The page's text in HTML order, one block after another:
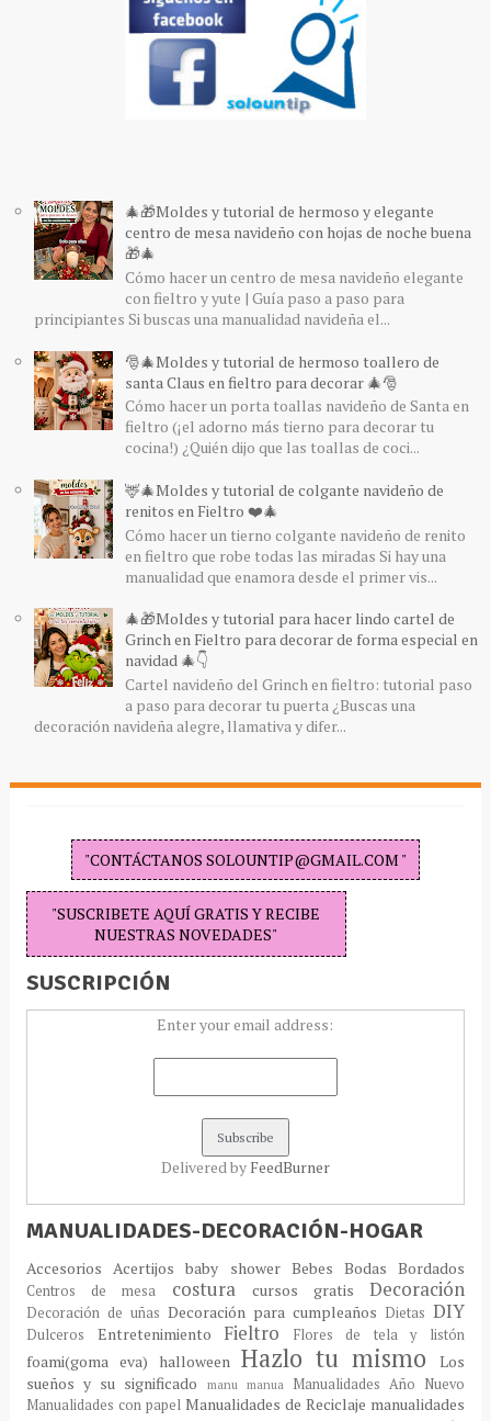
🎄🎁Moldes y tutorial de hermoso y elegante
centro de mesa navideño con hojas de noche buena
🎁🎄
Cómo hacer un centro de mesa navideño elegante
con fieltro y yute | Guía paso a paso para
principiantes Si buscas una manualidad navideña el...
🎅🎄Moldes y tutorial de hermoso toallero de
santa Claus en fieltro para decorar 🎄🎅
Cómo hacer un porta toallas navideño de Santa en
fieltro (¡el adorno más tierno para decorar tu
cocina!) ¿Quién dijo que las toallas de coci...
🦌🎄Moldes y tutorial de colgante navideño de
renitos en Fieltro ❤️🎄
Cómo hacer un tierno colgante navideño de renito
en fieltro que robe todas las miradas Si hay una
manualidad que enamora desde el primer vis...
🎄🎁Moldes y tutorial para hacer lindo cartel de
Grinch en Fieltro para decorar de forma especial en
navidad 🎄👇
Cartel navideño del Grinch en fieltro: tutorial paso
a paso para decorar tu puerta ¿Buscas una
decoración navideña alegre, llamativa y difer...
"CONTÁCTANOS SOLOUNTIP@GMAIL.COM "
"SUSCRIBETE AQUÍ GRATIS Y RECIBE
NUESTRAS NOVEDADES"
SUSCRIPCIÓN
Enter your email address:
Delivered by FeedBurner
MANUALIDADES-DECORACIÓN-HOGAR
AccesoriosAcertijosbaby shower Bebes BodasBordados
Centros de mesa costura cursos gratisDecoración
Decoración de uñas Decoración para cumpleaños DietasDIY
Dulceros Entretenimiento Fieltro Flores de tela y listón
foami(goma eva) halloween Hazlo tu mismoLos
sueños y su significado
manu manua Manualidades Año Nuevo
Manualidades con papel Manualidades de Reciclaje manualidades